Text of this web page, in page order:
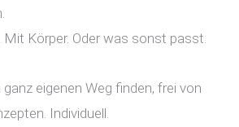
Körper. Oder was sonst passt.
eigenen Weg finden, frei von
Individuell.